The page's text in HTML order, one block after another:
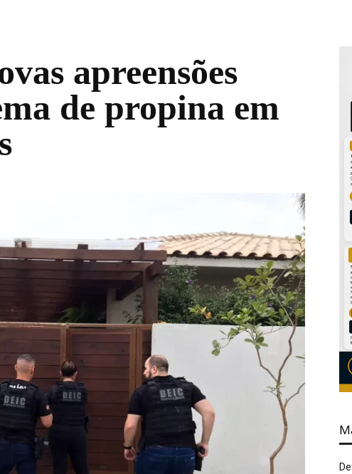
apreensões
de propina em